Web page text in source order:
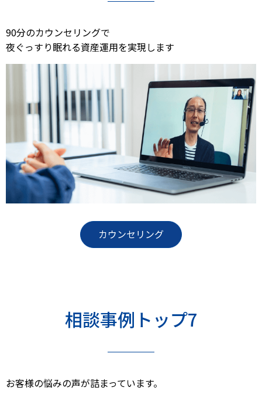
90分のカウンセリングで
夜ぐっすり眠れる資産運用を実現します
カウンセリング
相談事例トップ7
お客様の悩みの声が詰まっています。